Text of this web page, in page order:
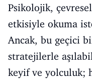
Psikolojik,
etkisiyle okuma
Ancak, bu geçici
stratejilerle
keyif ve yolculuk;